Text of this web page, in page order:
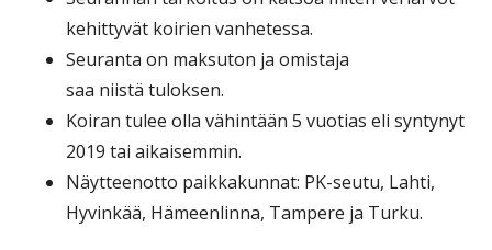
kehittyvät koirien vanhetessa.
Seuranta on maksuton ja omistaja
saa niistä tuloksen.
Koiran tulee olla vähintään 5 vuotias eli syntynyt
2019 tai aikaisemmin.
Näytteenotto paikkakunnat: PK-seutu, Lahti,
Hyvinkää, Hämeenlinna, Tampere ja Turku.